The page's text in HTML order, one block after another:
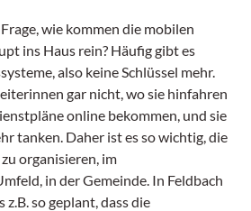
wie kommen die mobilen
ins Haus rein? Häufig gibt es
also keine Schlüssel mehr.
gar nicht, wo sie hinfahren
online bekommen, und sie
tanken. Daher ist es so wichtig, die
organisieren, im
in der Gemeinde. In Feldbach
so geplant, dass die